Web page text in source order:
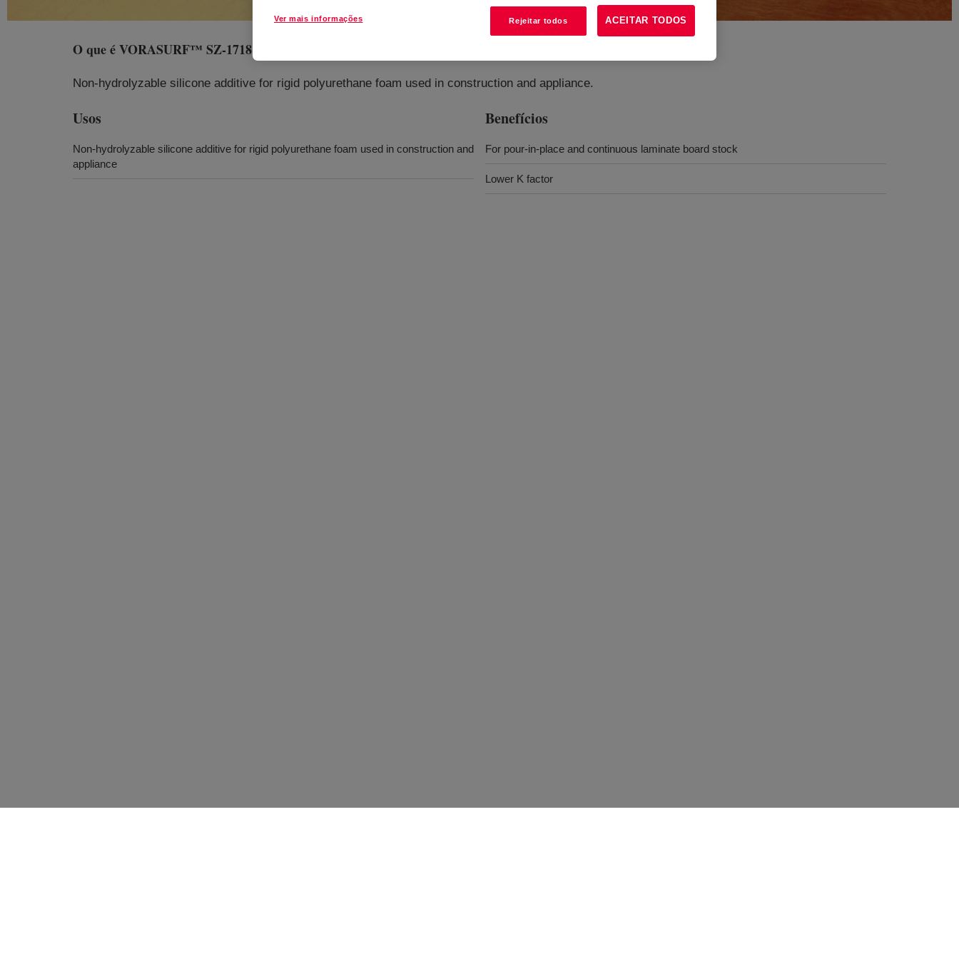
O que éVORASURF™ SZ-1718 Fluid
Non-hydrolyzable silicone additive for rigid polyurethane foam used in construction and appliance.
Usos
Non-hydrolyzable silicone additive for rigid polyurethane foam used in construction and
appliance
Benefícios
For pour-in-place and continuous laminate board stock
Lower K factor
Ver mais informações Rejeitar todos ACEITAR TODOS